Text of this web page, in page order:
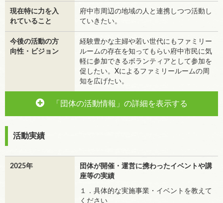
現在特に力を入
れていること
府中市周辺の地域の人と連携しつつ活動し
ていきたい。
今後の活動の方
向性・ビジョン
経験豊かな主婦や若い世代にもファミリー
ルームの存在を知ってもらい府中市民に気
軽に参加できるボランティアとして参加を
促したい。Xによるファミリールームの周
知を広げたい。
「団体の活動情報」の詳細を表示する
活動実績
2025年
団体が開催・運営に携わったイベントや講
座等の実績
１．具体的な実施事業・イベントを教えて
ください